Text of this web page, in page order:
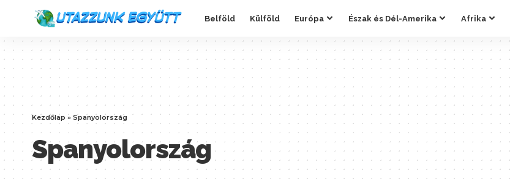
Belföld Külföld Európa Észak és Dél-Amerika Afrika
Kezdőlap » Spanyolország
Spanyolország